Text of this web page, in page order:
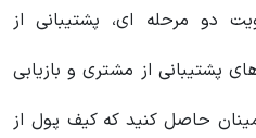
دو مرحله ای، پشتیبانی از
پشتیبانی از مشتری و بازیابی
حاصل کنید که کیف پول از